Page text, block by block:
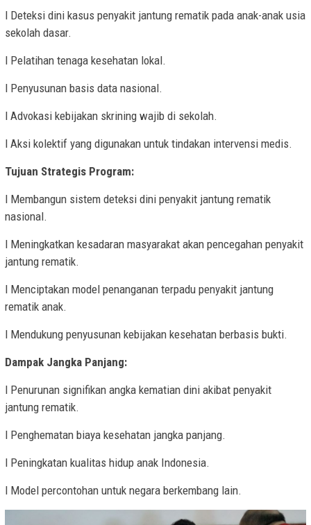
l Deteksi dini kasus penyakit jantung rematik pada anak-anak usia
sekolah dasar.
l Pelatihan tenaga kesehatan lokal.
l Penyusunan basis data nasional.
l Advokasi kebijakan skrining wajib di sekolah.
l Aksi kolektif yang digunakan untuk tindakan intervensi medis.
Tujuan Strategis Program:
l Membangun sistem deteksi dini penyakit jantung rematik
nasional.
l Meningkatkan kesadaran masyarakat akan pencegahan penyakit
jantung rematik.
l Menciptakan model penanganan terpadu penyakit jantung
rematik anak.
l Mendukung penyusunan kebijakan kesehatan berbasis bukti.
Dampak Jangka Panjang:
l Penurunan signifikan angka kematian dini akibat penyakit
jantung rematik.
l Penghematan biaya kesehatan jangka panjang.
l Peningkatan kualitas hidup anak Indonesia.
l Model percontohan untuk negara berkembang lain.